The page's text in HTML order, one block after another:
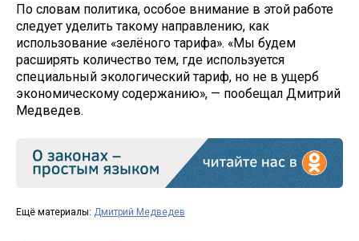
По словам политика, особое внимание в этой работе
следует уделить такому направлению, как
использование «зелёного тарифа». «Мы будем
расширять количество тем, где используется
специальный экологический тариф, но не в ущерб
экономическому содержанию», — пообещал Дмитрий
Медведев.
Ещё материалы: Дмитрий Медведев